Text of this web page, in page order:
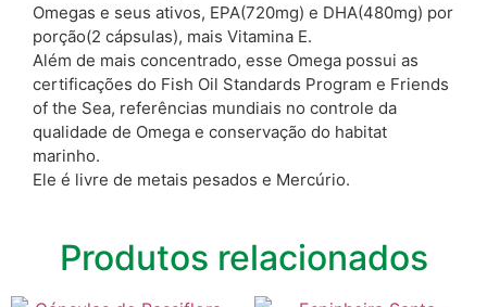
Omegas e seus ativos, EPA(720mg) e DHA(480mg) por
porção(2 cápsulas), mais Vitamina E.
Além de mais concentrado, esse Omega possui as
certificações do Fish Oil Standards Program e Friends
of the Sea, referências mundiais no controle da
qualidade de Omega e conservação do habitat
marinho.
Ele é livre de metais pesados e Mercúrio.
Produtos relacionados